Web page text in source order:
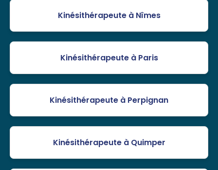
Kinésithérapeute à Nîmes
Kinésithérapeute à Paris
Kinésithérapeute à Perpignan
Kinésithérapeute à Quimper